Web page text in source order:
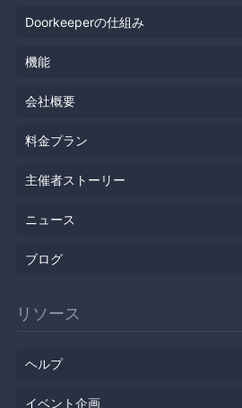
Doorkeeperの仕組み
機能
会社概要
料金プラン
主催者ストーリー
ニュース
ブログ
リソース
ヘルプ
イベント企画